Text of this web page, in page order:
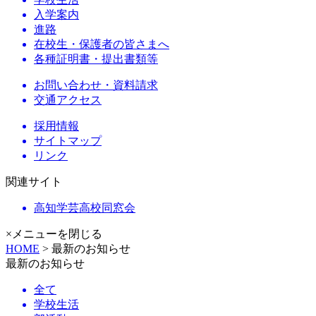
入学案内
進路
在校生・保護者の皆さまへ
各種証明書・提出書類等
お問い合わせ・資料請求
交通アクセス
採用情報
サイトマップ
リンク
関連サイト
高知学芸高校同窓会
×メニューを閉じる
HOME > 最新のお知らせ
最新のお知らせ
全て
学校生活